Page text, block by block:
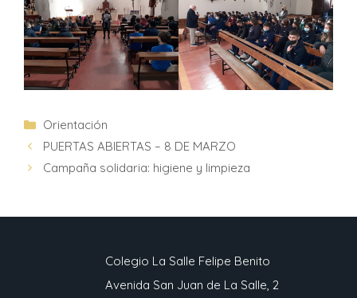
Orientación
PUERTAS ABIERTAS – 8 DE MARZO
Campaña solidaria: higiene y limpieza
Colegio La Salle Felipe Benito
Avenida San Juan de La Salle, 2